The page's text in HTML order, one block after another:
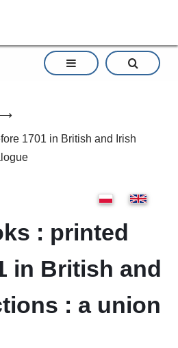
1701 in British and Irish
: printed
in British and
: a union